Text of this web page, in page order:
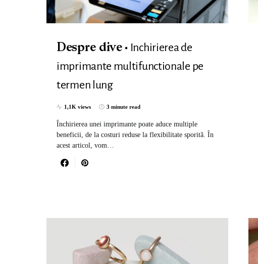
Despre dive
Inchirierea de
imprimante multifunctionale pe
termen lung
1,1K views 3 minute read
Închirierea unei imprimante poate aduce multiple
beneficii, de la costuri reduse la flexibilitate sporită. În
acest articol, vom…